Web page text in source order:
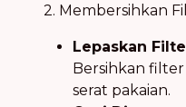
2. Membersihkan
Lepaskan
Bersihkan filter
serat pakaian.